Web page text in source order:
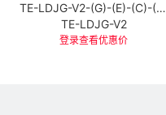
TE-LDJG-V2-(G)-(E)-(C)-(X)-(S)
TE-LDJG-V2
登录查看优惠价